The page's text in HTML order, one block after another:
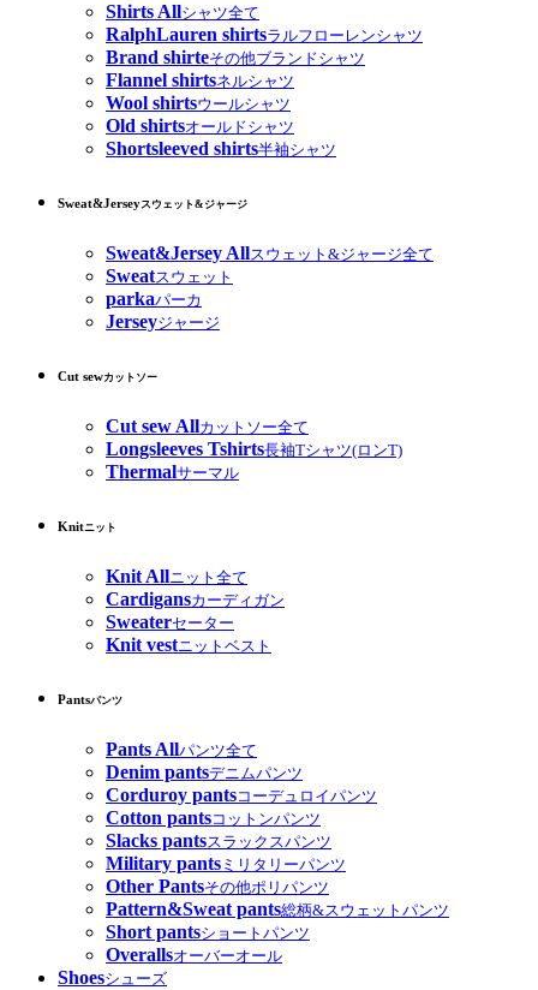
Shirts Allシャツ全て
RalphLauren shirtsラルフローレンシャツ
Brand shirteその他ブランドシャツ
Flannel shirtsネルシャツ
Wool shirtsウールシャツ
Old shirtsオールドシャツ
Shortsleeved shirts半袖シャツ
Sweat&Jerseyスウェット&ジャージ
Sweat&Jersey Allスウェット&ジャージ全て
Sweatスウェット
parkaパーカ
Jerseyジャージ
Cut sewカットソー
Cut sew Allカットソー全て
Longsleeves Tshirts長袖Tシャツ(ロンT)
Thermalサーマル
Knitニット
Knit Allニット全て
Cardigansカーディガン
Sweaterセーター
Knit vestニットベスト
Pantsパンツ
Pants Allパンツ全て
Denim pantsデニムパンツ
Corduroy pantsコーデュロイパンツ
Cotton pantsコットンパンツ
Slacks pantsスラックスパンツ
Military pants ミリタリーパンツ
Other Pantsその他ポリパンツ
Pattern&Sweat pants総柄&スウェットパンツ
Short pantsショートパンツ
Overallsオーバーオール
Shoesシューズ